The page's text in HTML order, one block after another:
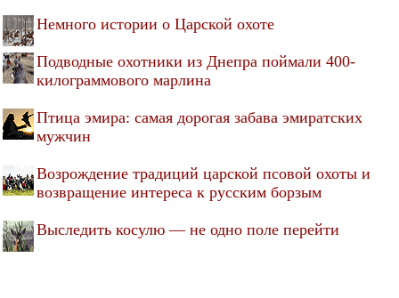
Немного истории о Царской охоте
Подводные охотники из Днепра поймали 400-
килограммового марлина
Птица эмира: самая дорогая забава эмиратских
мужчин
Возрождение традиций царской псовой охоты и
возвращение интереса к русским борзым
Выследить косулю — не одно поле перейти